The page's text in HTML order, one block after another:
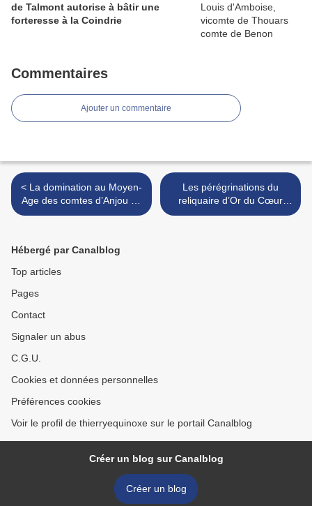
de Talmont autorise à bâtir une
forteresse à la Coindrie
Commentaires
Ajouter un commentaire
< La domination au Moyen-
Age des comtes d’Anjou en
Saintonge. (Geoffroy
Les pérégrinations du
reliquaire d’Or du Cœur
d'Anne de Bretagne. >
Hébergé par Canalblog
Top articles
Pages
Contact
Signaler un abus
C.G.U.
Cookies et données personnelles
Préférences cookies
Voir le profil de thierryequinoxe sur le portail Canalblog
Créer un blog sur Canalblog
Créer un blog